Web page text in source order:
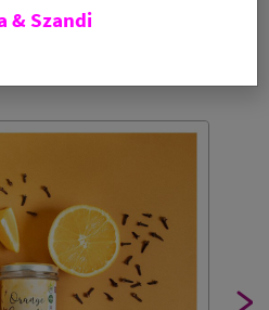
& FAHÉJ
& Szandi